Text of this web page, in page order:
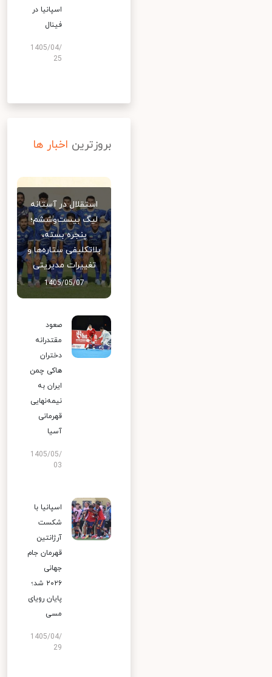
اسپانیا در
فینال
1405/04/
25
بروزترین اخبار ها
استقلال در آستانه
لیگ بیست‌وششم؛
پنجره بسته،
بلاتکلیفی ستاره‌ها و
تغییرات مدیریتی
1405/05/07
صعود
مقتدرانه
دختران
هاکی چمن
ایران به
نیمه‌نهایی
قهرمانی
آسیا
1405/05/
03
اسپانیا با
شکست
آرژانتین
قهرمان جام
جهانی
۲۰۲۶ شد؛
پایان رویای
مسی
1405/04/
29